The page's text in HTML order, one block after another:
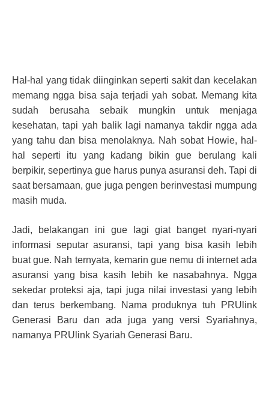
Hal-hal yang tidak diinginkan seperti sakit dan kecelakan
memang ngga bisa saja terjadi yah sobat. Memang kita
sudah berusaha sebaik mungkin untuk menjaga
kesehatan, tapi yah balik lagi namanya takdir ngga ada
yang tahu dan bisa menolaknya. Nah sobat Howie, hal-
hal seperti itu yang kadang bikin gue berulang kali
berpikir, sepertinya gue harus punya asuransi deh. Tapi di
saat bersamaan, gue juga pengen berinvestasi mumpung
masih muda.
Jadi, belakangan ini gue lagi giat banget nyari-nyari
informasi seputar asuransi, tapi yang bisa kasih lebih
buat gue. Nah ternyata, kemarin gue nemu di internet ada
asuransi yang bisa kasih lebih ke nasabahnya. Ngga
sekedar proteksi aja, tapi juga nilai investasi yang lebih
dan terus berkembang. Nama produknya tuh PRUlink
Generasi Baru dan ada juga yang versi Syariahnya,
namanya PRUlink Syariah Generasi Baru.